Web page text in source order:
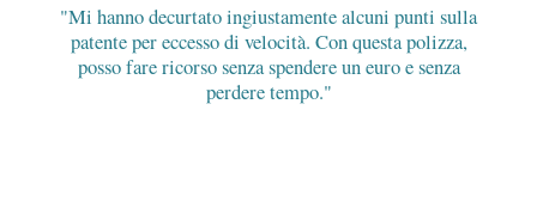
Mi hanno decurtato ingiustamente alcuni punti sulla
patente per eccesso di velocità. Con questa polizza,
posso fare ricorso senza spendere un euro e senza
perdere tempo.